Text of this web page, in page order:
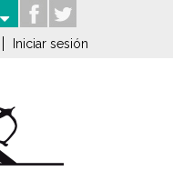
Iniciar sesión